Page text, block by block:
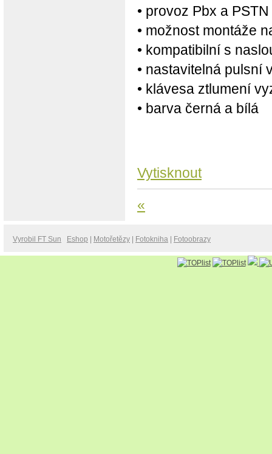
• provoz Pbx a PSTN
• možnost montáže
• kompatibilní s
• nastavitelná pulsní
• klávesa ztlumení
• barva černá a bílá
Vytisknout
«
Vyrobil FT Sun Eshop Motořetězy Fotokniha Fotoobrazy